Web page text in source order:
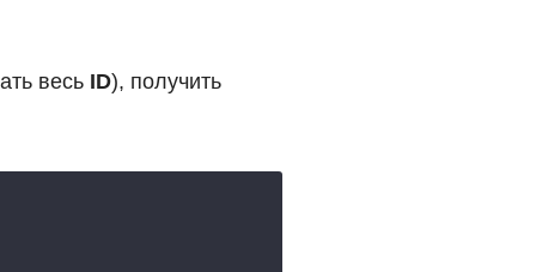
весь ID), получить